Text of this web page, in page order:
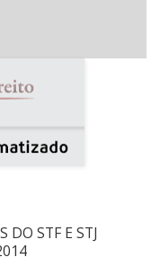
DO STF E STJ